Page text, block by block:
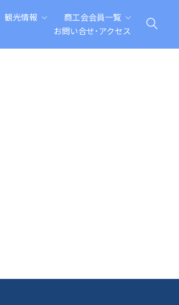
観光情報
商工会会員一覧
お問い合せ･アクセス